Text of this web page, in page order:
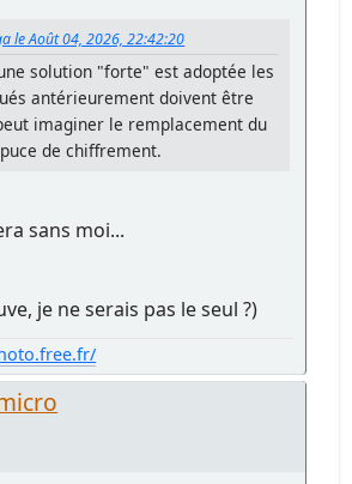
le Août 04, 2026, 22:42:20
solution "forte" est adoptée les
antérieurement doivent être
imaginer le remplacement du
de chiffrement.
sans moi...
je ne serais pas le seul ?)